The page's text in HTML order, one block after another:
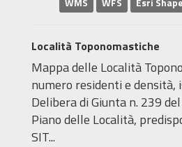
WMS WFS Esri Shape
Località Toponomastiche
Mappa delle Località
numero residenti e densità,
Delibera di Giunta n. 239
Piano delle Località,
SIT...